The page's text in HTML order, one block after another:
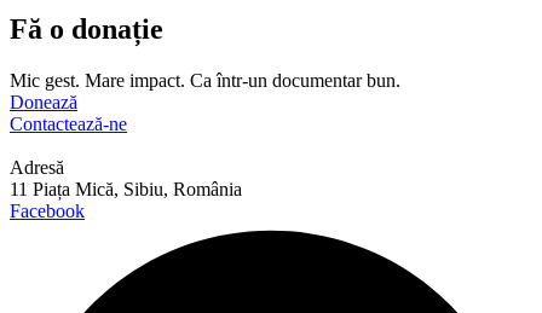
Fă o donație
Mic gest. Mare impact. Ca într-un documentar bun.
Donează
Contactează-ne
Adresă
11 Piața Mică, Sibiu, România
Facebook